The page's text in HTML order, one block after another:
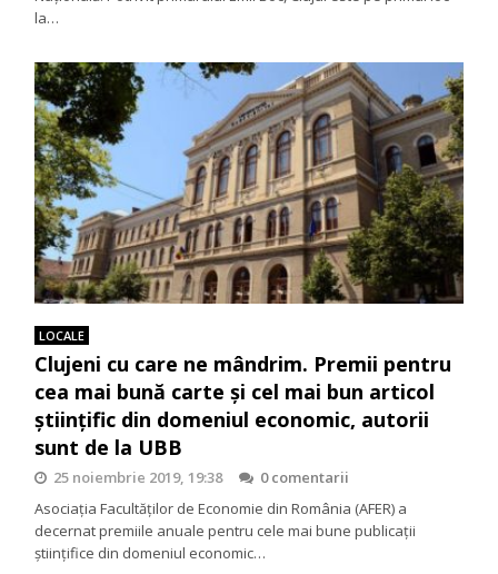
la…
LOCALE
Clujeni cu care ne mândrim. Premii pentru
cea mai bună carte și cel mai bun articol
științific din domeniul economic, autorii
sunt de la UBB
25 noiembrie 2019, 19:38
0 comentarii
Asociația Facultăților de Economie din România (AFER) a
decernat premiile anuale pentru cele mai bune publicații
științifice din domeniul economic…